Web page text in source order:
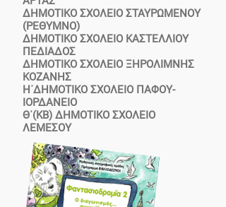
ΔΗΜΟΤΙΚΟ ΣΧΟΛΕΙΟ ΣΤΑΥΡΩΜΕΝΟΥ
(ΡΕΘΥΜΝΟ)
ΔΗΜΟΤΙΚΟ ΣΧΟΛΕΙΟ ΚΑΣΤΕΛΛΙΟΥ
ΠΕΔΙΑΔΟΣ
ΔΗΜΟΤΙΚΟ ΣΧΟΛΕΙΟ ΞΗΡΟΛΙΜΝΗΣ
ΚΟΖΑΝΗΣ
Η΄ΔΗΜΟΤΙΚΟ ΣΧΟΛΕΙΟ ΠΑΦΟΥ-
ΙΟΡΔΑΝΕΙΟ
Θ΄(ΚΒ) ΔΗΜΟΤΙΚΟ ΣΧΟΛΕΙΟ
ΛΕΜΕΣΟΥ